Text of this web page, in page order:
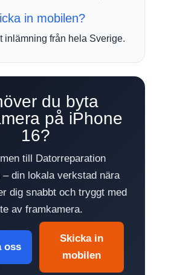
in mobilen?
inlämning från hela Sverige.
du byta
på iPhone
16?
till Datorreparation
– din lokala verkstad nära
dig snabbt och tryggt med
av framkamera.
oss
Skicka in
mobilen